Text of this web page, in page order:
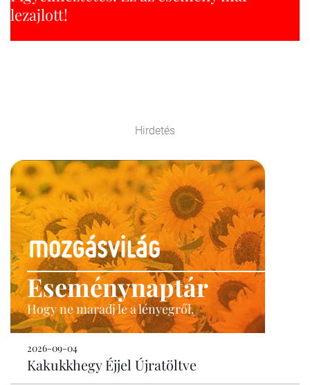
lezajlott!
Hirdetés
Eseménynaptár
Hogy ne maradj le a lényegről.
2026-09-04
Kakukkhegy Éjjel Újratöltve